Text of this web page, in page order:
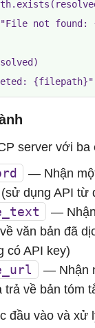
not found:
server với ba
— Nhận
dụng API từ
—
văn bản đã
có API key)
— Nhận
trả về bản tóm
đầu vào và xử